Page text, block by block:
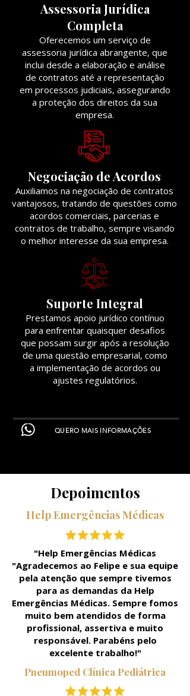
Assessoria Jurídica
Completa
Oferecemos um serviço de
assessoria jurídica abrangente, que
inclui desde a elaboração e análise
de contratos até a representação
em processos judiciais, assegurando
a proteção dos direitos da sua
empresa.
Negociação de Acordos
Auxiliamos na negociação de contratos
vantajosos, tratando de questões como
acordos comerciais, parcerias e
contratos de trabalho, sempre visando
o melhor interesse da sua empresa.
Suporte Integral
Prestamos apoio jurídico contínuo
para enfrentar quaisquer desafios
que possam surgir após a resolução
de uma questão empresarial, como
a implementação de acordos ou
ajustes regulatórios.
QUERO MAIS INFORMAÇÕES
Depoimentos
Help Emergências Médicas
"Help Emergências Médicas
"Agradecemos ao Felipe e sua equipe
pela atenção que sempre tivemos
para as demandas da Help
Emergências Médicas. Sempre fomos
muito bem atendidos de forma
profissional, assertiva e muito
responsável. Parabéns pelo
excelente trabalho!"
Pneumoped Clínica Pediátrica